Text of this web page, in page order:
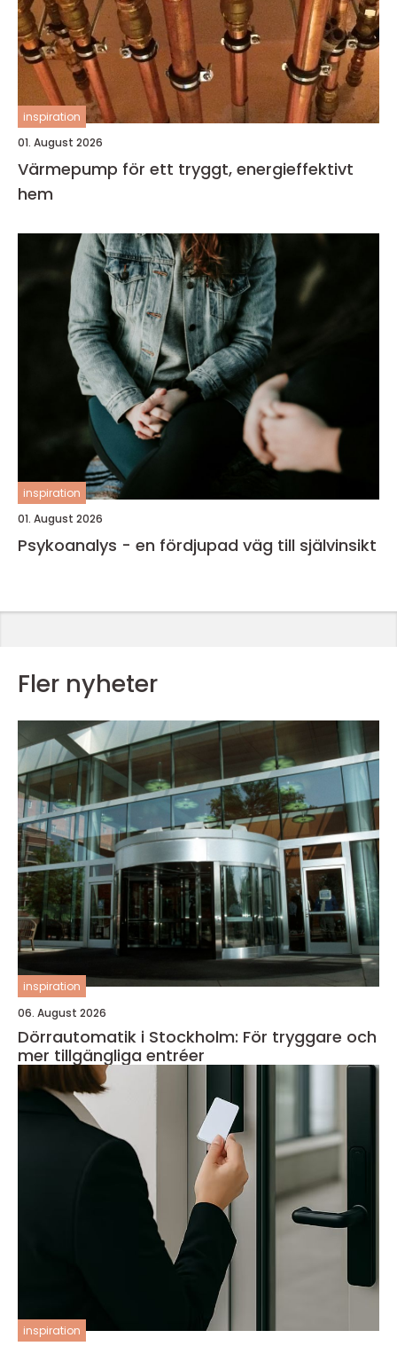
inspiration
01. August 2026
Värmepump för ett tryggt, energieffektivt
hem
inspiration
01. August 2026
Psykoanalys - en fördjupad väg till självinsikt
Fler nyheter
inspiration
06. August 2026
Dörrautomatik i Stockholm: För tryggare och
mer tillgängliga entréer
inspiration